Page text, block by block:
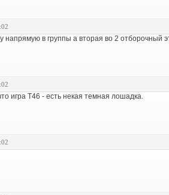
напрямую в группы а вторая во 2 отборочный
игра T46 - есть некая темная лошадка.